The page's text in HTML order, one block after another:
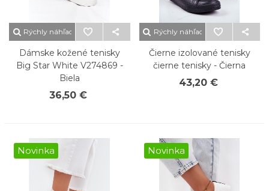
Rýchly náhľad
Dámske kožené tenisky
Big Star White V274869 -
Biela
36,50 €
Rýchly náhľad
Čierne izolované tenisky
čierne tenisky - Čierna
43,20 €
Novinka Novinka